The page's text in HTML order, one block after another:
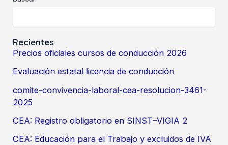
Recientes
Precios oficiales cursos de conducción 2026
Evaluación estatal licencia de conducción
comite-convivencia-laboral-cea-resolucion-3461-
2025
CEA: Registro obligatorio en SINST–VIGIA 2
CEA: Educación para el Trabajo y excluidos de IVA